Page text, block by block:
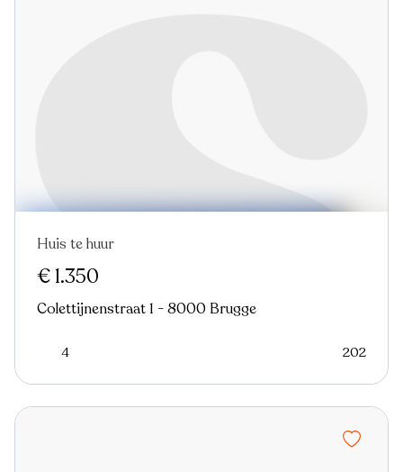
Huis te huur
€ 1.350
Colettijnenstraat 1 - 8000 Brugge
4 202